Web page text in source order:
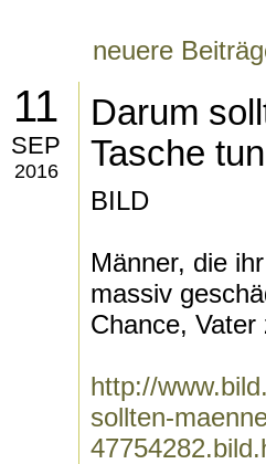
neuere
11
SEP
2016
Darum
Tasche tun
BILD
Männer, die
massiv
Chance, Vater
http://
sollten-